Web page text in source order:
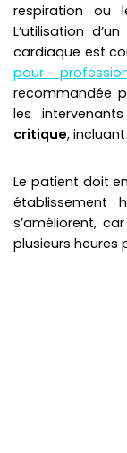
respiration ou
L’utilisation
cardiaque est
pour
recommandée
les
critique,
Le patient doit
établissement
s’améliorent,
plusieurs heures